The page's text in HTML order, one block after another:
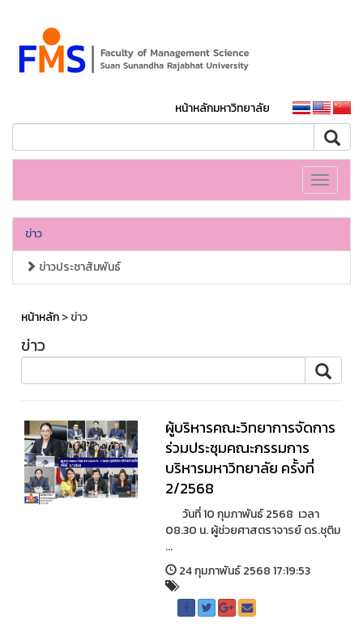
หน้าหลักมหาวิทยาลัย
Toggle
ข่าว
ข่าวประชาสัมพันธ์
หน้าหลัก> ข่าว
ข่าว
ผู้บริหารคณะวิทยาการจัดการ
ร่วมประชุมคณะกรรมการ
บริหารมหาวิทยาลัย ครั้งที่
2/2568
วันที่ 10 กุมภาพันธ์ 2568 เวลา
08.30 น. ผู้ช่วยศาสตราจารย์ ดร.ชุติม
...
24 กุมภาพันธ์ 2568 17:19:53